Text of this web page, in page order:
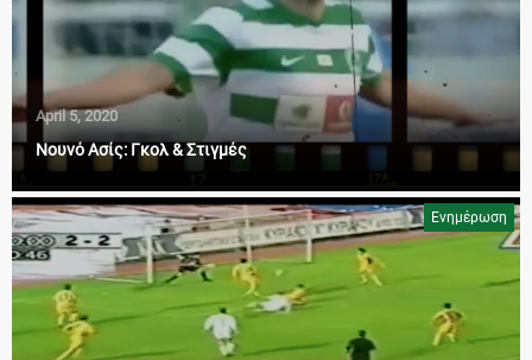
April 5, 2020
Νουνό Ασίς: Γκολ & Στιγμές
Ενημέρωση